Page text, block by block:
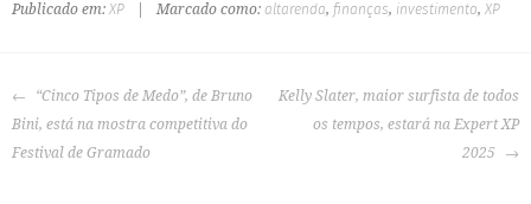
Publicado em:XP Marcado como: altarenda, finanças, investimento,XP
“Cinco Tipos de Medo”, de Bruno
Bini, está na mostra competitiva do
Festival de Gramado
Kelly Slater, maior surfista de todos
os tempos, estará na Expert XP
2025